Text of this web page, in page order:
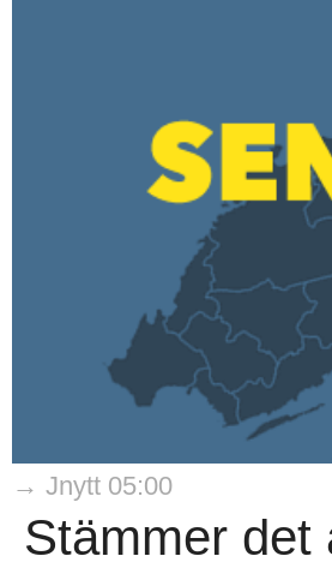
→ Jnytt 05:00
Stämmer det